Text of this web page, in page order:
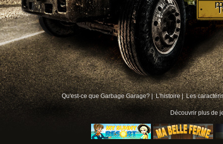
Qu'est-ce que Garbage Garage? | L'histoire | Les
Découvrir plus de